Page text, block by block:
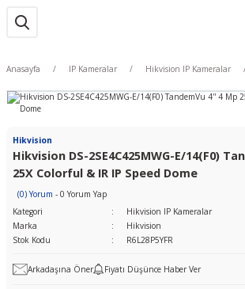
Anasayfa IP Kameralar Hikvision IP Kameralar
Hikvision
Hikvision DS-2SE4C425MWG-E/14(F0)
25X Colorful & IR IP Speed Dome
(0) Yorum - 0 Yorum Yap
Kategori
Hikvision IP Kameralar
Marka
Hikvision
Stok Kodu
R6L28P5YFR
Arkadaşına Öner Fiyatı Düşünce Haber Ver